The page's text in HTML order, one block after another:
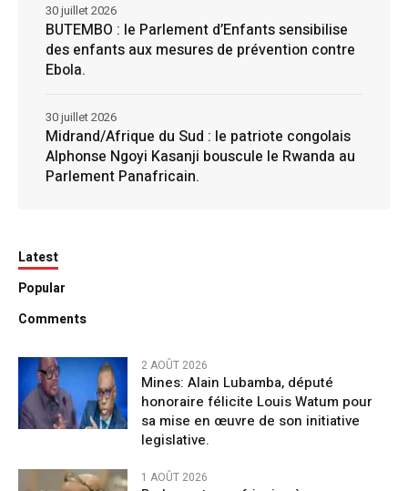
BUTEMBO : le Parlement d’Enfants sensibilise
des enfants aux mesures de prévention contre
Ebola.
30 juillet 2026
Midrand/Afrique du Sud : le patriote congolais
Alphonse Ngoyi Kasanji bouscule le Rwanda au
Parlement Panafricain.
30 juillet 2026
Latest
Popular
Comments
2 AOÛT 2026
Mines: Alain Lubamba, député
honoraire félicite Louis Watum pour
sa mise en œuvre de son initiative
legislative.
1 AOÛT 2026